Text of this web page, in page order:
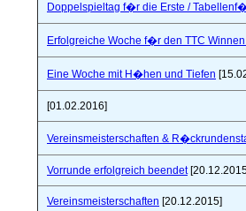
Doppelspieltag f�r die Erste /
Erfolgreiche Woche f�r den TTC
Eine Woche mit H�hen und Tiefen
[01.02.2016]
Vereinsmeisterschaften &
Vorrunde erfolgreich beendet
Vereinsmeisterschaften [20.12.2015]